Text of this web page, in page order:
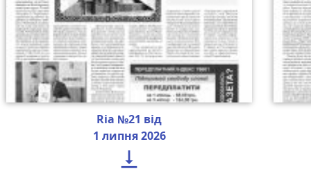
Ria №21 від
1 липня 2026
